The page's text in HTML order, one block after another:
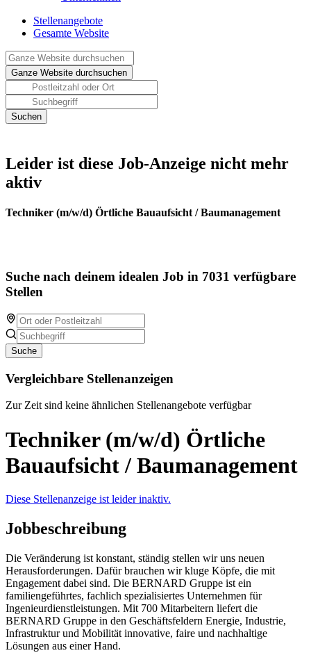
Stellenangebote
Gesamte Website
Leider ist diese Job-Anzeige nicht mehr
aktiv
Techniker (m/w/d) Örtliche Bauaufsicht / Baumanagement
Suche nach deinem idealen Job in 7031 verfügbare
Stellen
Suche
Vergleichbare Stellenanzeigen
Zur Zeit sind keine ähnlichen Stellenangebote verfügbar
Techniker (m/w/d) Örtliche
Bauaufsicht / Baumanagement
Diese Stellenanzeige ist leider inaktiv.
Jobbeschreibung
Die Veränderung ist konstant, ständig stellen wir uns neuen
Herausforderungen. Dafür brauchen wir kluge Köpfe, die mit
Engagement dabei sind. Die BERNARD Gruppe ist ein
familiengeführtes, fachlich spezialisiertes Unternehmen für
Ingenieurdienstleistungen. Mit 700 Mitarbeitern liefert die
BERNARD Gruppe in den Geschäftsfeldern Energie, Industrie,
Infrastruktur und Mobilität innovative, faire und nachhaltige
Lösungen aus einer Hand.